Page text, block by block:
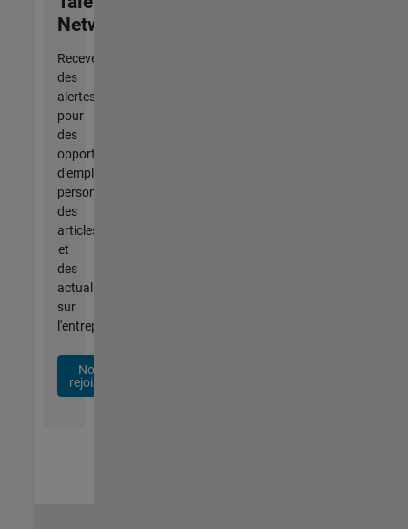
Network
Recevez
des
alertes
pour
des
opportunités
d'emploi
personnalisées,
des
articles
et
des
actualités
sur
l'entreprise.
Nous
rejoindre